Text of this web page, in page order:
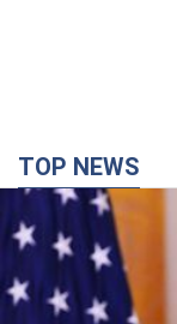
TOP NEWS